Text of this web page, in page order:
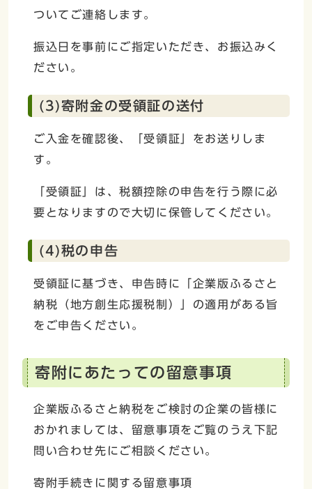
ついてご連絡します。
振込日を事前にご指定いただき、お振込みく
ださい。
(3)寄附金の受領証の送付
ご入金を確認後、「受領証」をお送りしま
す。
「受領証」は、税額控除の申告を行う際に必
要となりますので大切に保管してください。
(4)税の申告
受領証に基づき、申告時に「企業版ふるさと
納税（地方創生応援税制）」の適用がある旨
をご申告ください。
寄附にあたっての留意事項
企業版ふるさと納税をご検討の企業の皆様に
おかれましては、留意事項をご覧のうえ下記
問い合わせ先にご相談ください。
寄附手続きに関する留意事項